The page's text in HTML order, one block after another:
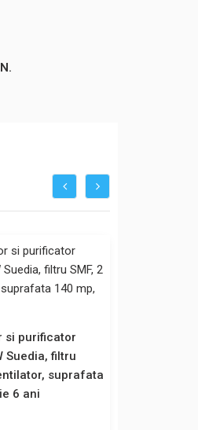
si purificator
Suedia, filtru
suprafata
6 ani